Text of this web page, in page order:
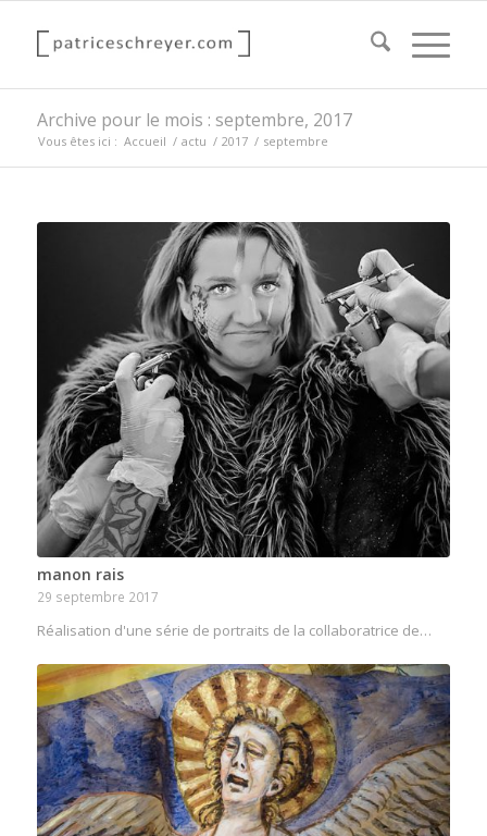
Archive pour le mois : septembre, 2017
Vous êtes ici : Accueil / actu / 2017 / septembre
manon rais
29 septembre 2017
Réalisation d'une série de portraits de la collaboratrice de…